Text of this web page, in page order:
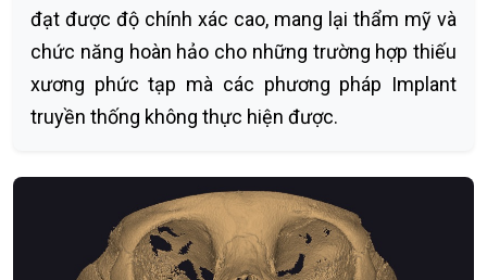
đạt được độ chính xác cao, mang lại thẩm mỹ và
chức năng hoàn hảo cho những trường hợp thiếu
xương phức tạp mà các phương pháp Implant
truyền thống không thực hiện được.